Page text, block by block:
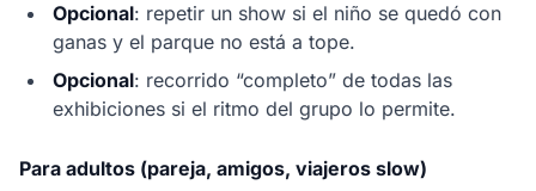
Opcional: repetir un show si el niño se quedó con
ganas y el parque no está a tope.
Opcional: recorrido “completo” de todas las
exhibiciones si el ritmo del grupo lo permite.
Para adultos (pareja, amigos, viajeros slow)